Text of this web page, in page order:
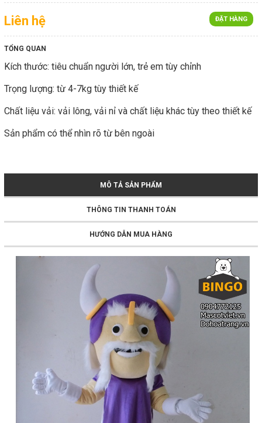
ĐẶT HÀNG
Liên hệ
TỔNG QUAN
Kích thước: tiêu chuẩn người lớn, trẻ em tùy chỉnh
Trọng lượng: từ 4-7kg tùy thiết kế
Chất liệu vải: vải lông, vải nỉ và chất liệu khác tùy theo thiết kế
Sản phẩm có thể nhìn rõ từ bên ngoài
MÔ TẢ SẢN PHẨM
THÔNG TIN THANH TOÁN
HƯỚNG DẪN MUA HÀNG